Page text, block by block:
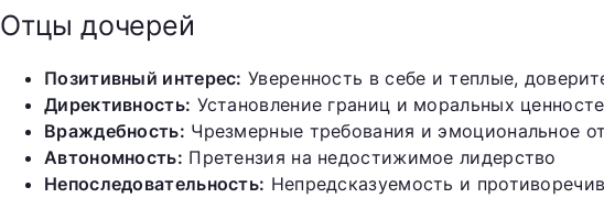
Отцы дочерей
Позитивный интерес: Уверенность в себе и теплые,
Директивность: Установление границ и моральных
Враждебность: Чрезмерные требования и эмоциональное
Автономность: Претензия на недостижимое лидерство
Непоследовательность: Непредсказуемость и